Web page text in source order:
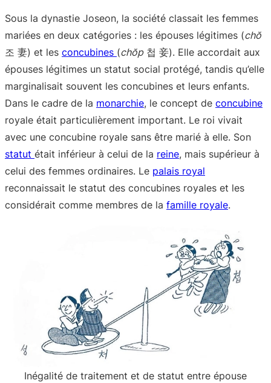
Sous la dynastie Joseon, la société classait les femmes
mariées en deux catégories : les épouses légitimes (chŏ
조 妻) et les concubines (chŏp첩 妾). Elle accordait aux
épouses légitimes un statut social protégé, tandis qu’elle
marginalisait souvent les concubines et leurs enfants.
Dans le cadre de la monarchie, le concept de concubine
royale était particulièrement important. Le roi vivait
avec une concubine royale sans être marié à elle. Son
statut était inférieur à celui de la reine, mais supérieur à
celui des femmes ordinaires. Le palais royal
reconnaissait le statut des concubines royales et les
considérait comme membres de la famille royale.
Inégalité de traitement et de statut entre épouse